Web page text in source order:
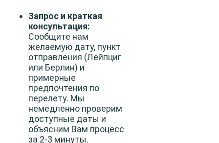
Запрос и краткая
консультация:
Сообщите нам
желаемую дату, пункт
отправления (Лейпциг
или Берлин) и
примерные
предпочтения по
перелету. Мы
немедленно проверим
доступные даты и
объясним Вам процесс
за 2-3 минуты.